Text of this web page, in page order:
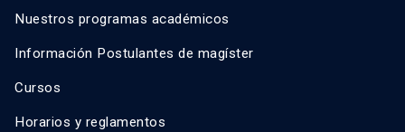
Nuestros programas académicos
Información Postulantes de magíster
Cursos
Horarios y reglamentos